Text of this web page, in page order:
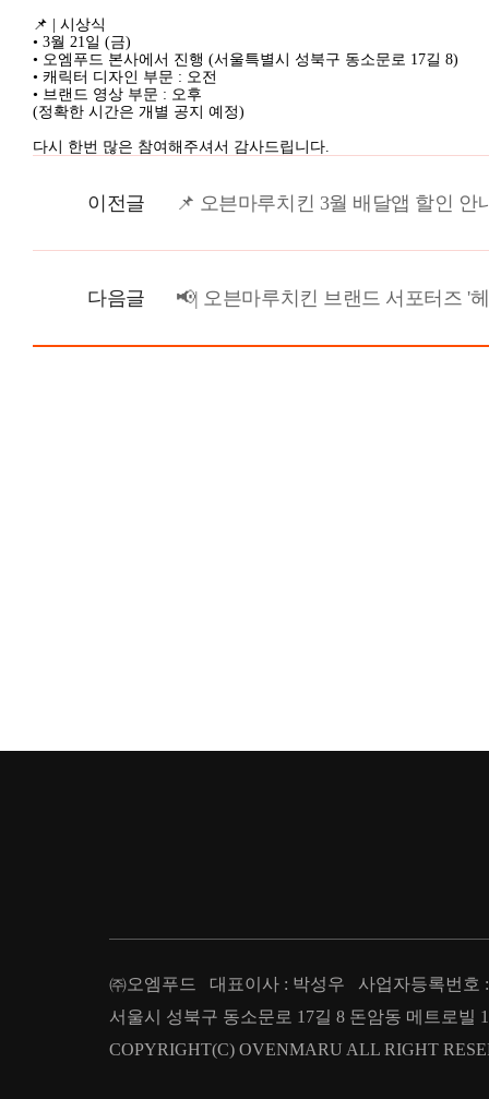
📌 | 시상식
• 3월 21일 (금)
• 오엠푸드 본사에서 진행 (서울특별시 성북구 동소문로 17길 8)
• 캐릭터 디자인 부문 : 오전
• 브랜드 영상 부문 : 오후
(정확한 시간은 개별 공지 예정)
다시 한번 많은 참여해주셔서 감사드립니다.
이전글 📌 오븐마루치킨 3월 배달앱 할인 안
다음글 📢| 오븐마루치킨 브랜드 서포터즈 '
㈜오엠푸드 대표이사 : 박성우 사업자등록번호 :
서울시 성북구 동소문로 17길 8 돈암동 메트로빌
COPYRIGHT(C) OVENMARU ALL RIGHT